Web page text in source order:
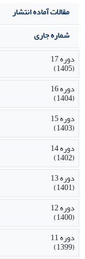
مقالات آماده انتشار
شماره جاری
دوره 17
(1405)
دوره 16
(1404)
دوره 15
(1403)
دوره 14
(1402)
دوره 13
(1401)
دوره 12
(1400)
دوره 11
(1399)